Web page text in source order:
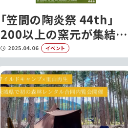
「笠間の陶炎祭 44th」
200以上の窯元が集結す
る陶器の祭典｜笠間市
2025.04.06 イベント